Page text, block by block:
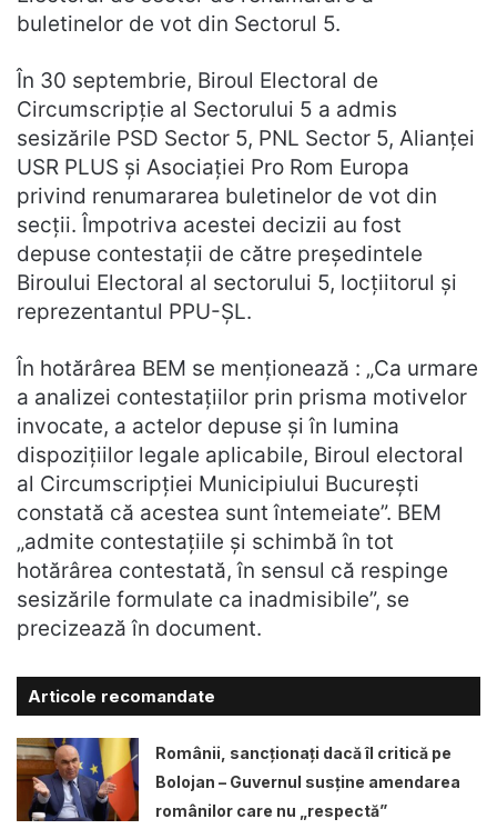
buletinelor de vot din Sectorul 5.
În 30 septembrie, Biroul Electoral de
Circumscripție al Sectorului 5 a admis
sesizările PSD Sector 5, PNL Sector 5, Alianței
USR PLUS și Asociației Pro Rom Europa
privind renumararea buletinelor de vot din
secții. Împotriva acestei decizii au fost
depuse contestații de către președintele
Biroului Electoral al sectorului 5, locțiitorul și
reprezentantul PPU-ȘL.
În hotărârea BEM se menționează : „Ca urmare
a analizei contestațiilor prin prisma motivelor
invocate, a actelor depuse și în lumina
dispozițiilor legale aplicabile, Biroul electoral
al Circumscripției Municipiului București
constată că acestea sunt întemeiate”. BEM
„admite contestațiile și schimbă în tot
hotărârea contestată, în sensul că respinge
sesizările formulate ca inadmisibile”, se
precizează în document.
Articole recomandate
Românii, sancționați dacă îl critică pe
Bolojan – Guvernul susține amendarea
românilor care nu „respectă”